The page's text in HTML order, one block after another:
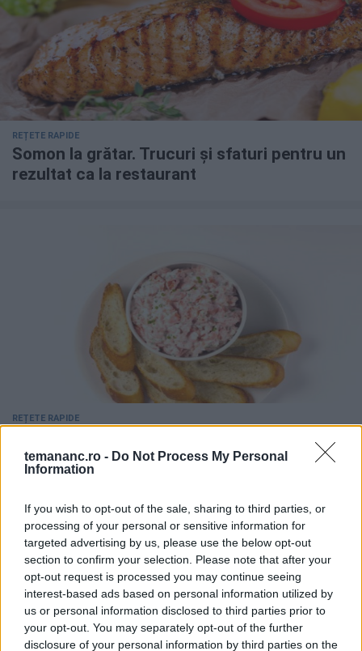
temananc.ro - Do Not Process My Personal
Information
If you wish to opt-out of the sale, sharing to third parties, or
processing of your personal or sensitive information for
targeted advertising by us, please use the below opt-out
section to confirm your selection. Please note that after your
opt-out request is processed you may continue seeing
interest-based ads based on personal information utilized by
us or personal information disclosed to third parties prior to
your opt-out. You may separately opt-out of the further
disclosure of your personal information by third parties on the
REȚETE RAPIDE
Somon la grătar. Trucuri și sfaturi pentru un
rezultat ca la restaurant
REȚETE RAPIDE